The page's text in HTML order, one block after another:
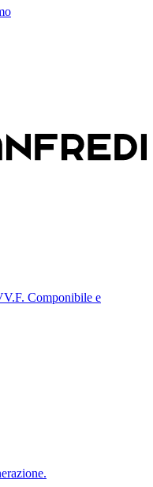
Componibile e